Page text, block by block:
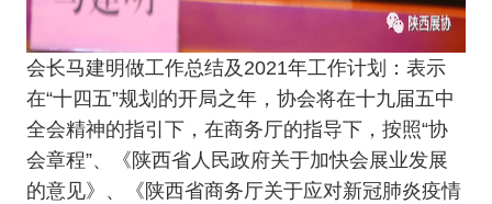
会长马建明做工作总结及2021年工作计划：表示
在“十四五”规划的开局之年，协会将在十九届五中
全会精神的指引下，在商务厅的指导下，按照“协
会章程”、《陕西省人民政府关于加快会展业发展
的意见》、《陕西省商务厅关于应对新冠肺炎疫情